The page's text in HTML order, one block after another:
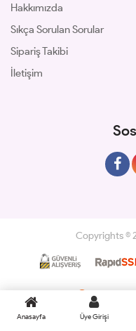
Hakkımızda
Sıkça Sorulan Sorular
Sipariş Takibi
İletişim
Copyrights ©
Geliştir -
Anasayfa Üye Girişi